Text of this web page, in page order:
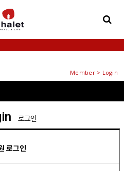
Member > Login
로그인
로그인